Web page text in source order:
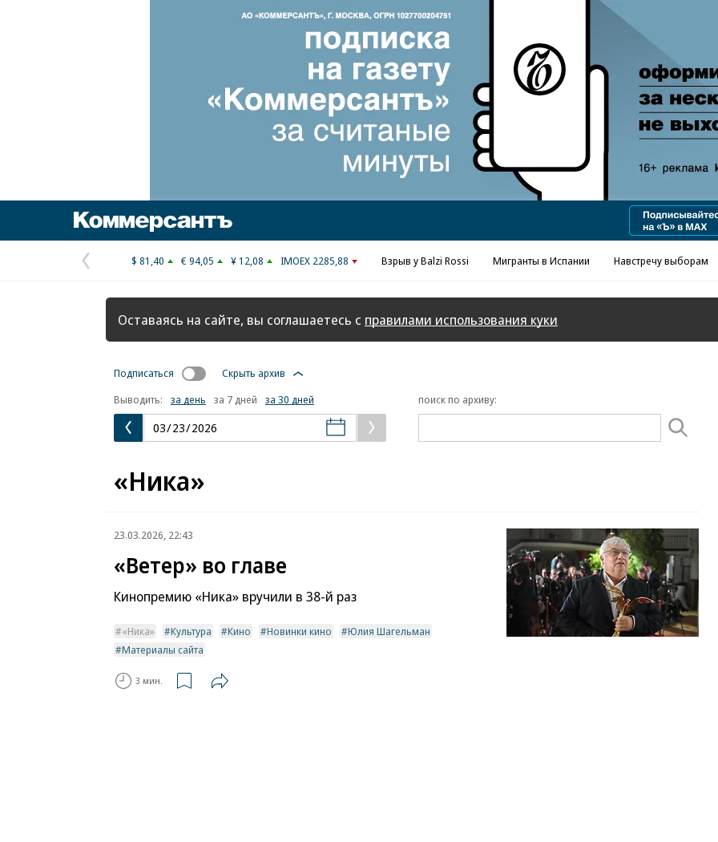
Реклама в «Ъ» www.kommersant.ru/ad
Предыдущая
страница
$ 81,40 € 94,05 ¥ 12,08 IMOEX 2285,88 Взрыв у Balzi Rossi Мигранты в Испании Навстречу выборам
Оставаясь на сайте, вы соглашаетесь с правилами использования куки
Подписаться
Скрыть архив
Выводить:
за день за 7 дней за 30 дней поиск по архиву:
«Ника»
23.03.2026, 22:43
«Ветер» во главе
Кинопремию «Ника» вручили в 38-й раз
«Ника» Культура Кино Новинки кино
Юлия Шагельман
Материалы сайта
3 мин.